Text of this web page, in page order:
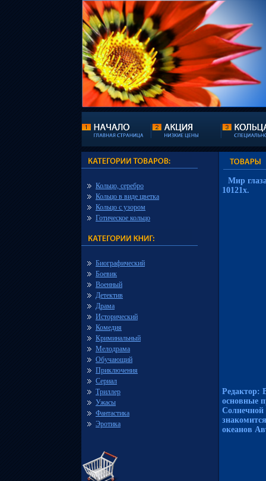
Кольцо, серебро
Кольцо в виде цветка
Кольцо с узором
Готическое кольцо
Биографический
Боевик
Военный
Детектив
Драма
Исторический
Комедия
Криминальный
Мелодрама
Обучающий
Приключения
Сериал
Триллер
Ужасы
Фантастика
Эротика
Мир
10121x.
Редактор:
основные
океанов